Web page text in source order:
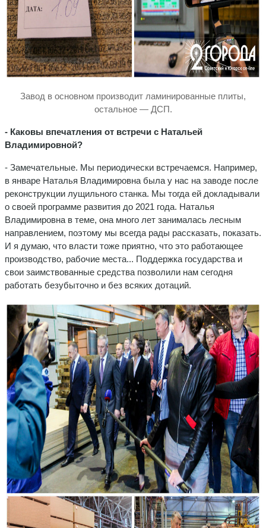
Завод в основном производит ламинированные плиты,
остальное — ДСП.
- Каковы впечатления от встречи с Натальей
Владимировной?
- Замечательные. Мы периодически встречаемся. Например,
в январе Наталья Владимировна была у нас на заводе после
реконструкции лущильного станка. Мы тогда ей докладывали
о своей программе развития до 2021 года. Наталья
Владимировна в теме, она много лет занималась лесным
направлением, поэтому мы всегда рады рассказать, показать.
И я думаю, что власти тоже приятно, что это работающее
производство, рабочие места... Поддержка государства и
свои заимствованные средства позволили нам сегодня
работать безубыточно и без всяких дотаций.